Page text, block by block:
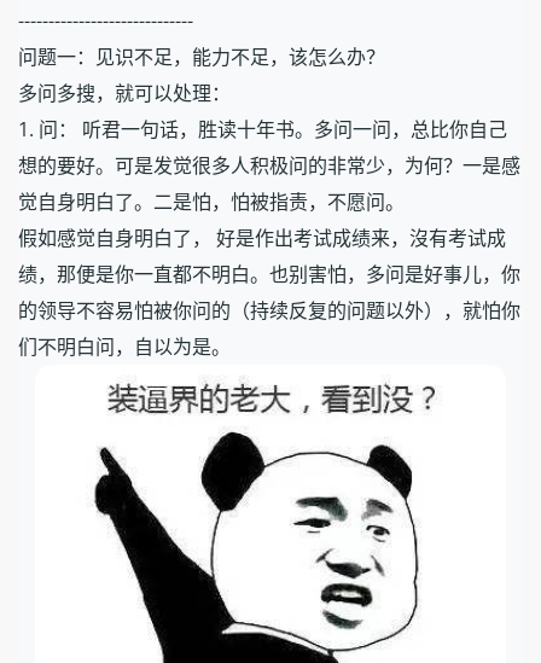
-----------------------------
问题一：见识不足，能力不足，该怎么办？
多问多搜，就可以处理：
1. 问： 听君一句话，胜读十年书。多问一问，总比你自己
想的要好。可是发觉很多人积极问的非常少，为何？一是感
觉自身明白了。二是怕，怕被指责，不愿问。
假如感觉自身明白了， 好是作出考试成绩来，沒有考试成
绩，那便是你一直都不明白。也别害怕，多问是好事儿，你
的领导不容易怕被你问的（持续反复的问题以外），就怕你
们不明白问，自以为是。